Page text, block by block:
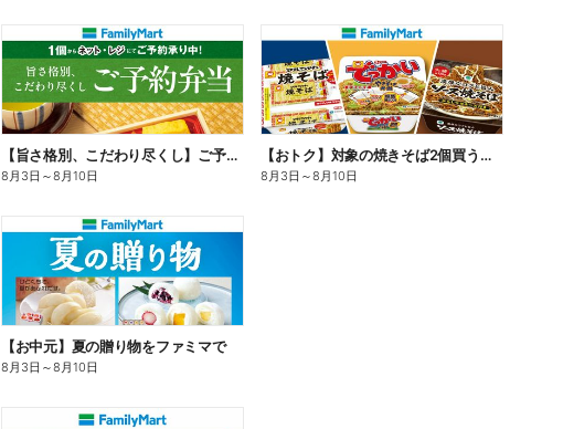
【旨さ格別、こだわり尽くし】ご予約弁当
8月3日 ～8月10日
【おトク】対象の焼きそば2個買うと100円引き!
8月3日 ～8月10日
【お中元】夏の贈り物をファミマで
8月3日 ～8月10日